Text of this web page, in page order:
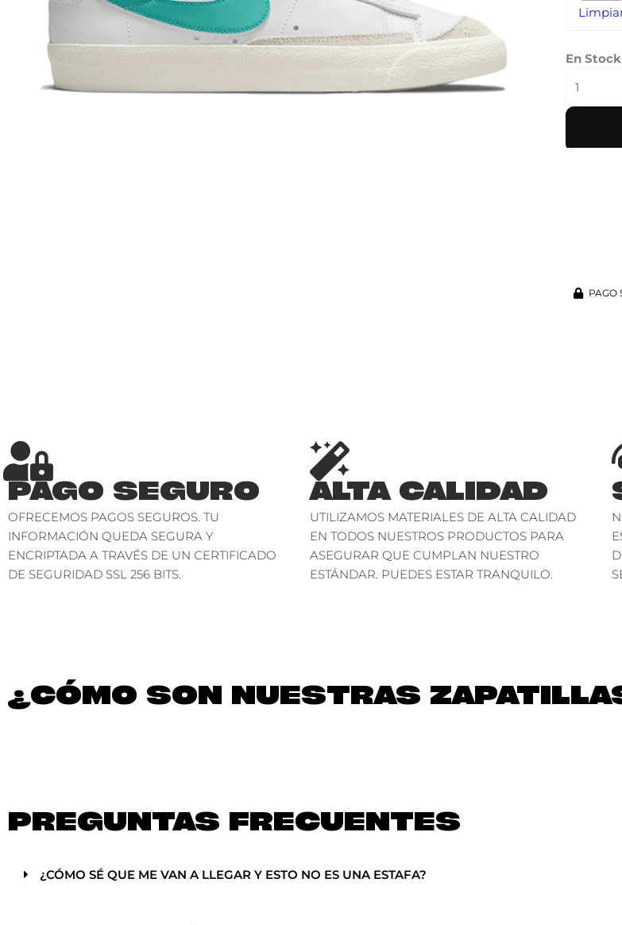
En Stock
WHITE
PAGO
PAGO SEGURO
OFRECEMOS PAGOS SEGUROS. TU
INFORMACIÓN QUEDA SEGURA Y
ENCRIPTADA A TRAVÉS DE UN CERTIFICADO
DE SEGURIDAD SSL 256 BITS.
ALTA CALIDAD
UTILIZAMOS MATERIALES DE ALTA CALIDAD
EN TODOS NUESTROS PRODUCTOS PARA
ASEGURAR QUE CUMPLAN NUESTRO
ESTÁNDAR. PUEDES ESTAR TRANQUILO.
¿CÓMO SON NUESTRAS
PREGUNTAS FRECUENTES
¿CÓMO SÉ QUE ME VAN A LLEGAR Y ESTO NO ES UNA ESTAFA?